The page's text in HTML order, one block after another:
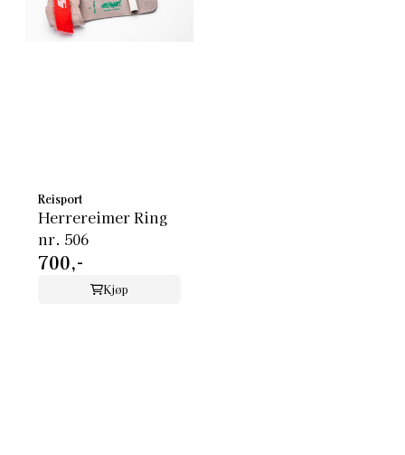
Reisport
Herrereimer Ring
nr. 506
700,-
Kjøp